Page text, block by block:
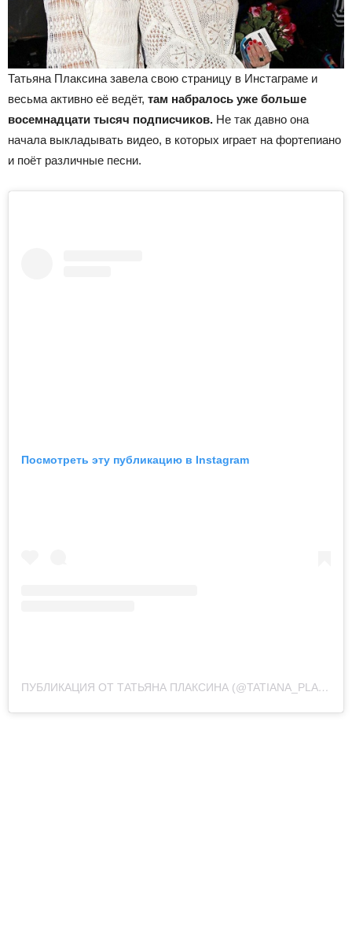
Татьяна Плаксина завела свою страницу в Инстаграме и
весьма активно её ведёт, там набралось уже больше
восемнадцати тысяч подписчиков. Не так давно она
начала выкладывать видео, в которых играет на фортепиано
и поёт различные песни.
Посмотреть эту публикацию в Instagram
ПУБЛИКАЦИЯ ОТ ТАТЬЯНА ПЛАКСИНА (@TATIANA_PLAKSIN_)